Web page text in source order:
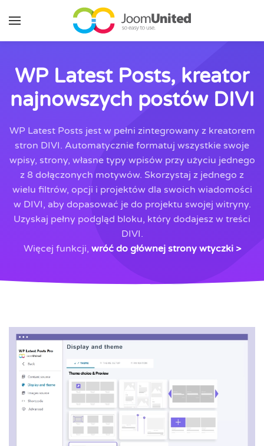
Przejdź do głównej zawartości
WP Latest Posts, kreator
najnowszych postów DIVI
WP Latest Posts jest w pełni zintegrowany z kreatorem
stron DIVI. Automatycznie formatuj wszystkie swoje
wpisy, strony, własne typy wpisów przy użyciu jednego
z 8 dołączonych motywów. Skorzystaj z jednego z
wielu filtrów, opcji i projektów dla swoich wiadomości
w DIVI, aby dopasować je do projektu swojej witryny.
Uzyskaj pełny podgląd bloku, który dodajesz w treści
DIVI.
Więcej funkcji, wróć do głównej strony wtyczki >